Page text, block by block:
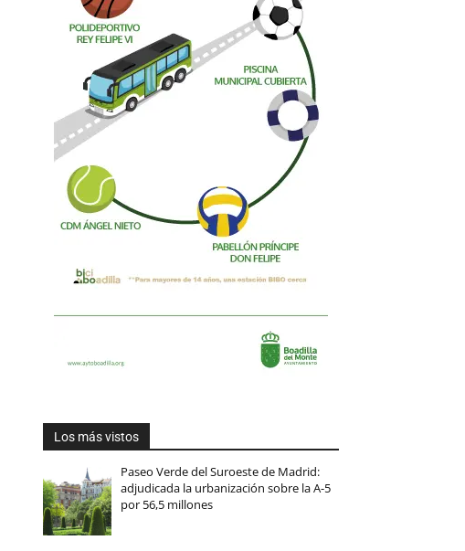
Los más vistos
Paseo Verde del Suroeste de Madrid:
adjudicada la urbanización sobre la A-5
por 56,5 millones